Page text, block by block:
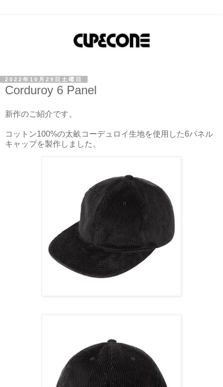
2022年10月29日土曜日
Corduroy 6 Panel
新作のご紹介です。
コットン100%の太畝コーデュロイ生地を使用した6パネル
キャップを製作しました。